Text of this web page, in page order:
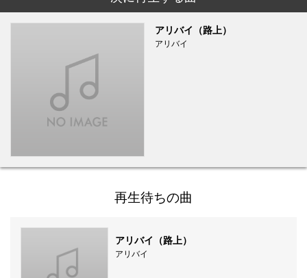
アリバイ（路上）
アリバイ
再生待ちの曲
アリバイ（路上）
アリバイ